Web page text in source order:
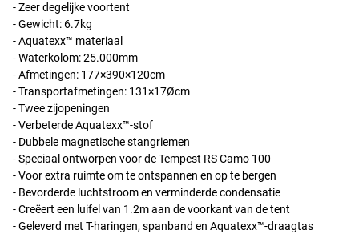
- Zeer degelijke voortent
- Gewicht: 6.7kg
- Aquatexx™ materiaal
- Waterkolom: 25.000mm
- Afmetingen: 177×390×120cm
- Transportafmetingen: 131×17Øcm
- Twee zijopeningen
- Verbeterde Aquatexx™-stof
- Dubbele magnetische stangriemen
- Speciaal ontworpen voor de Tempest RS Camo 100
- Voor extra ruimte om te ontspannen en op te bergen
- Bevorderde luchtstroom en verminderde condensatie
- Creëert een luifel van 1.2m aan de voorkant van de tent
- Geleverd met T-haringen, spanband en Aquatexx™-draagtas